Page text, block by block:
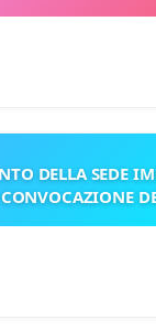
DELLA SEDE